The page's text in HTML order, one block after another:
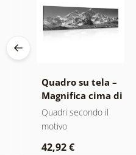
Quadro su tela –
Magnifica cima di
montagna in
bianco e nero
Quadri secondo il
motivo
42,92 €